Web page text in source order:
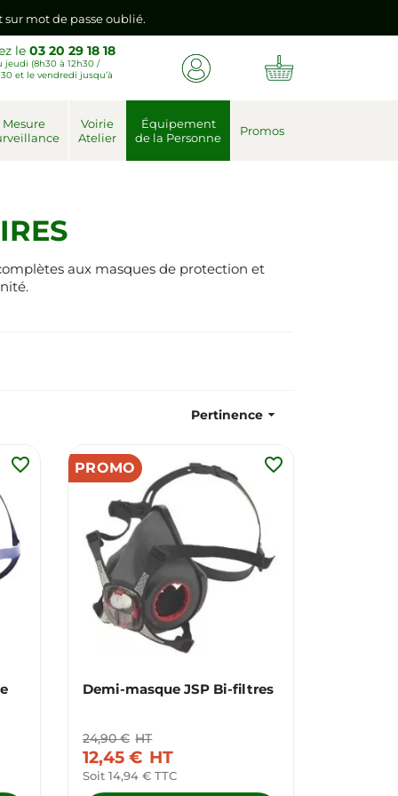
mot de passe oublié.
connexion vers votre nouvel espace client.
sur mot de passe oublié.
le03 20 29 18 18
jeudi (8h30 à 12h30 /
et le vendredi jusqu’à
Mesure
Voirie
Atelier
Équipement
de la Personne
Promos
aux masques de protection et
Pertinence
favorite_border PROMO
Demi-masque JSP Bi-filtres
24,90 € HT
12,45 € HT
Soit 14,94 € TTC
favorite_border